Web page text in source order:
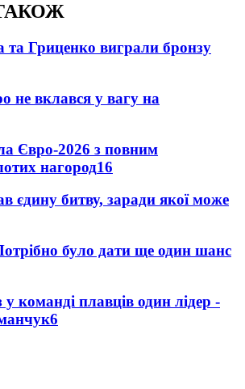
та Гриценко виграли бронзу
не вклався у вагу на
Євро-2026 з повним
нагород16
єдину битву, заради якої може
було дати ще один шанс
у команді плавців один лідер -
6